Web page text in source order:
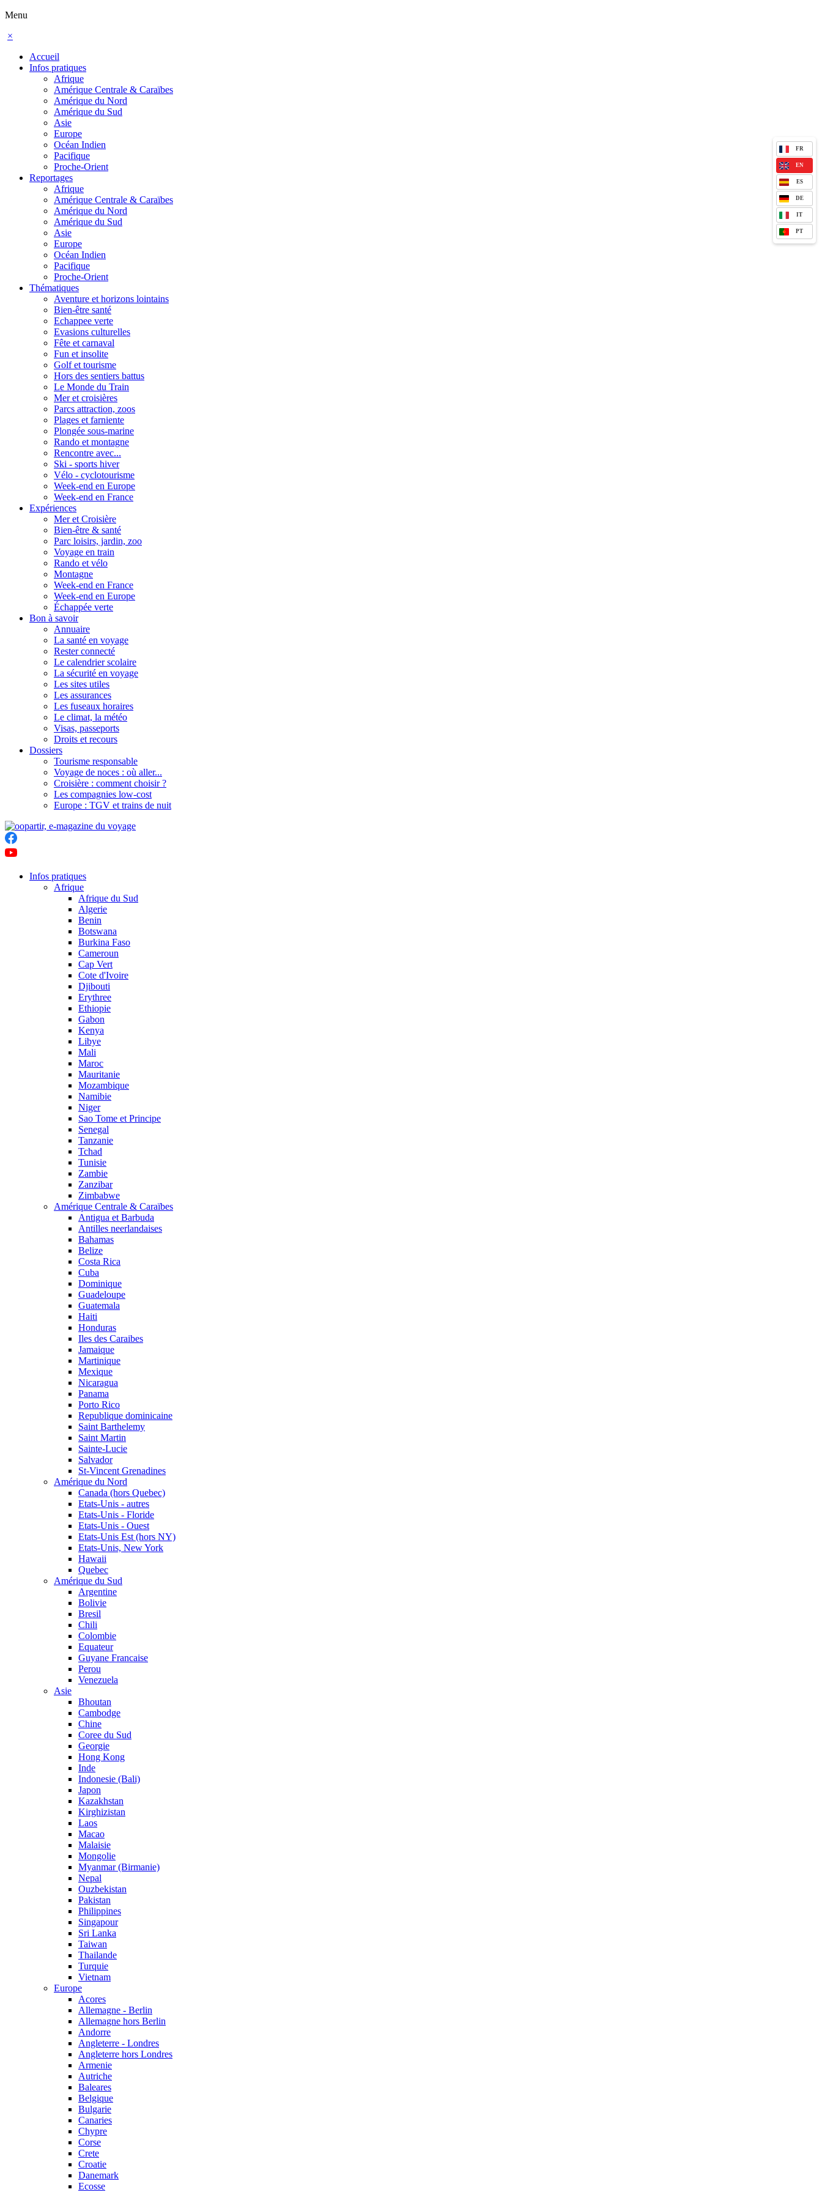
Menu
×
Accueil
Infos pratiques
Afrique
Amérique Centrale & Caraïbes
Amérique du Nord
Amérique du Sud
Asie
Europe
Océan Indien
Pacifique
Proche-Orient
Reportages
Afrique
Amérique Centrale & Caraïbes
Amérique du Nord
Amérique du Sud
Asie
Europe
Océan Indien
Pacifique
Proche-Orient
Thématiques
Aventure et horizons lointains
Bien-être santé
Echappee verte
Evasions culturelles
Fête et carnaval
Fun et insolite
Golf et tourisme
Hors des sentiers battus
Le Monde du Train
Mer et croisières
Parcs attraction, zoos
Plages et farniente
Plongée sous-marine
Rando et montagne
Rencontre avec...
Ski - sports hiver
Vélo - cyclotourisme
Week-end en Europe
Week-end en France
Expériences
Mer et Croisière
Bien-être & santé
Parc loisirs, jardin, zoo
Voyage en train
Rando et vélo
Montagne
Week-end en France
Week-end en Europe
Échappée verte
Bon à savoir
Annuaire
La santé en voyage
Rester connecté
Le calendrier scolaire
La sécurité en voyage
Les sites utiles
Les assurances
Les fuseaux horaires
Le climat, la météo
Visas, passeports
Droits et recours
Dossiers
Tourisme responsable
Voyage de noces : où aller...
Croisière : comment choisir ?
Les compagnies low-cost
Europe : TGV et trains de nuit
FR
EN
ES
DE
IT
PT
Infos pratiques
Afrique
Afrique du Sud
Algerie
Benin
Botswana
Burkina Faso
Cameroun
Cap Vert
Cote d'Ivoire
Djibouti
Erythree
Ethiopie
Gabon
Kenya
Libye
Mali
Maroc
Mauritanie
Mozambique
Namibie
Niger
Sao Tome et Principe
Senegal
Tanzanie
Tchad
Tunisie
Zambie
Zanzibar
Zimbabwe
Amérique Centrale & Caraïbes
Antigua et Barbuda
Antilles neerlandaises
Bahamas
Belize
Costa Rica
Cuba
Dominique
Guadeloupe
Guatemala
Haiti
Honduras
Iles des Caraibes
Jamaique
Martinique
Mexique
Nicaragua
Panama
Porto Rico
Republique dominicaine
Saint Barthelemy
Saint Martin
Sainte-Lucie
Salvador
St-Vincent Grenadines
Amérique du Nord
Canada (hors Quebec)
Etats-Unis - autres
Etats-Unis - Floride
Etats-Unis - Ouest
Etats-Unis Est (hors NY)
Etats-Unis, New York
Hawaii
Quebec
Amérique du Sud
Argentine
Bolivie
Bresil
Chili
Colombie
Equateur
Guyane Francaise
Perou
Venezuela
Asie
Bhoutan
Cambodge
Chine
Coree du Sud
Georgie
Hong Kong
Inde
Indonesie (Bali)
Japon
Kazakhstan
Kirghizistan
Laos
Macao
Malaisie
Mongolie
Myanmar (Birmanie)
Nepal
Ouzbekistan
Pakistan
Philippines
Singapour
Sri Lanka
Taiwan
Thailande
Turquie
Vietnam
Europe
Acores
Allemagne - Berlin
Allemagne hors Berlin
Andorre
Angleterre - Londres
Angleterre hors Londres
Armenie
Autriche
Baleares
Belgique
Bulgarie
Canaries
Chypre
Corse
Crete
Croatie
Danemark
Ecosse